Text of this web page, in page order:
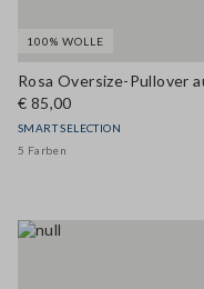
100% WOLLE
€ 85,00
SMART SELECTION
5 Farben